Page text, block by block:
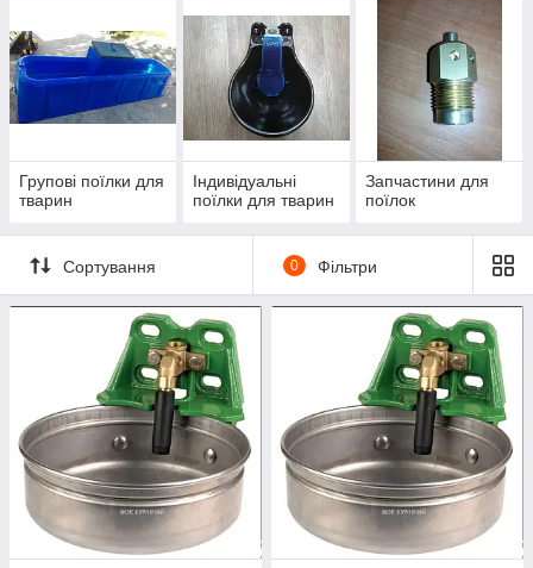
Групові поїлки для
тварин
Індивідуальні
поїлки для тварин
Запчастини для
поїлок
Сортування 0 Фільтри